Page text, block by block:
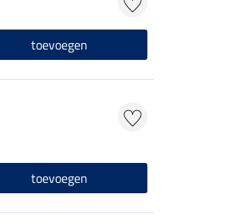
toevoegen
toevoegen